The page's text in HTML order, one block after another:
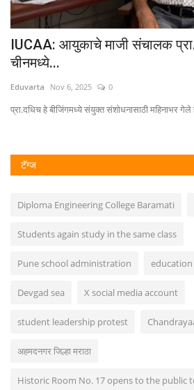
IUCAA: आयुकाचे माजी संचालक
चीनमध्ये...
Eduvarta Nov 6, 2025 0
प्रा.दधिच हे बीजिंगमध्ये संयुक्त संशोधनासाठी महिनाभर गेले
टॅग्ज
Diploma Engineering College Baramati
Students again study in the same class
Pune school administration
Devgad sea X social media account
student leadership protest
अहमदनगर जिल्हा मराठा
Historic Room No. 17 opens to the public